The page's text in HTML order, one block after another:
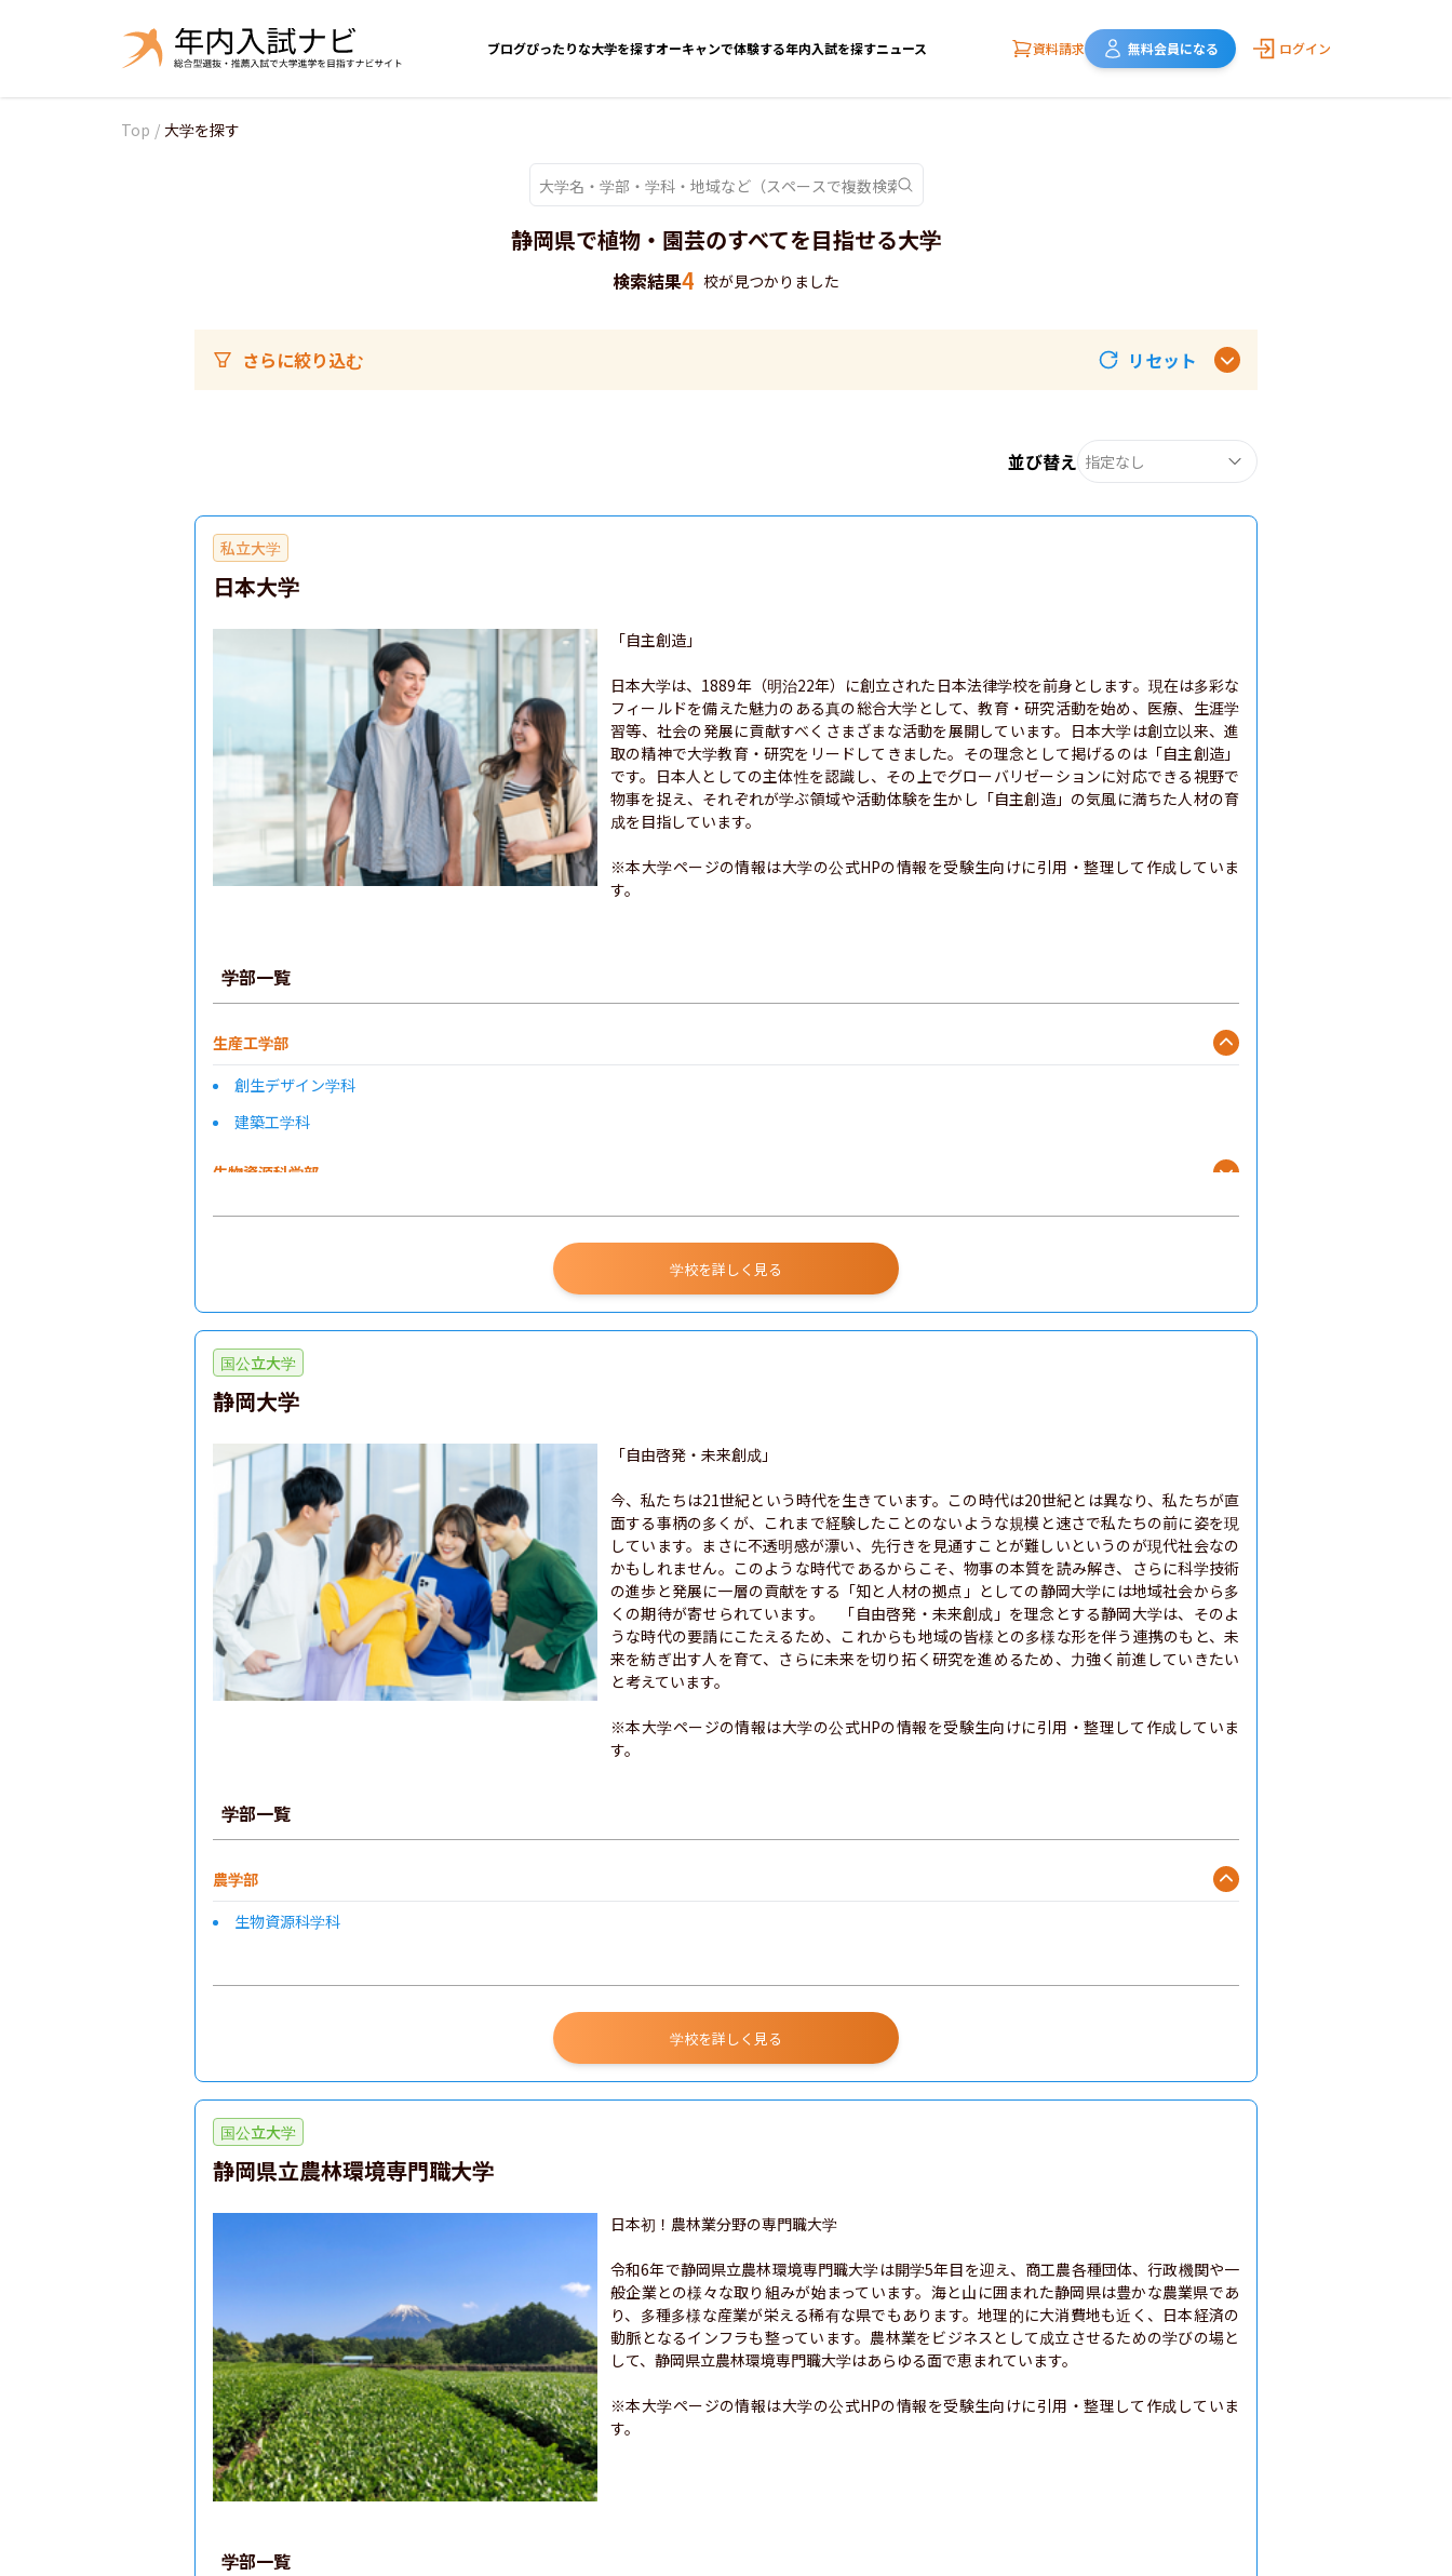
ブログぴったりな大学を探すオーキャンで体験する年内入試を探すニュース 資料請求 無料会員になる ログイン
Top / 大学を探す
静岡県で植物・園芸のすべてを目指せる大学
検索結果4 校が見つかりました
さらに絞り込む リセット
並び替え 指定なし
私立大学
日本大学
「自主創造」
日本大学は、1889年（明治22年）に創立された日本法律学校を前身とします。現在は多彩な
フィールドを備えた魅力のある真の総合大学として、教育・研究活動を始め、医療、生涯学
習等、社会の発展に貢献すべくさまざまな活動を展開しています。日本大学は創立以来、進
取の精神で大学教育・研究をリードしてきました。その理念として掲げるのは「自主創造」
です。日本人としての主体性を認識し、その上でグローバリゼーションに対応できる視野で
物事を捉え、それぞれが学ぶ領域や活動体験を生かし「自主創造」の気風に満ちた人材の育
成を目指しています。
※本大学ページの情報は大学の公式HPの情報を受験生向けに引用・整理して作成していま
す。
学部一覧
生産工学部
創生デザイン学科
建築工学科
生物資源科学部
学校を詳しく見る
国公立大学
静岡大学
「自由啓発・未来創成」
今、私たちは21世紀という時代を生きています。この時代は20世紀とは異なり、私たちが直
面する事柄の多くが、これまで経験したことのないような規模と速さで私たちの前に姿を現
しています。まさに不透明感が漂い、先行きを見通すことが難しいというのが現代社会なの
かもしれません。このような時代であるからこそ、物事の本質を読み解き、さらに科学技術
の進歩と発展に一層の貢献をする「知と人材の拠点」としての静岡大学には地域社会から多
くの期待が寄せられています。　「自由啓発・未来創成」を理念とする静岡大学は、そのよ
うな時代の要請にこたえるため、これからも地域の皆様との多様な形を伴う連携のもと、未
来を紡ぎ出す人を育て、さらに未来を切り拓く研究を進めるため、力強く前進していきたい
と考えています。
※本大学ページの情報は大学の公式HPの情報を受験生向けに引用・整理して作成していま
す。
学部一覧
農学部
生物資源科学科
学校を詳しく見る
国公立大学
静岡県立農林環境専門職大学
日本初！農林業分野の専門職大学
令和6年で静岡県立農林環境専門職大学は開学5年目を迎え、商工農各種団体、行政機関や一
般企業との様々な取り組みが始まっています。海と山に囲まれた静岡県は豊かな農業県であ
り、多種多様な産業が栄える稀有な県でもあります。地理的に大消費地も近く、日本経済の
動脈となるインフラも整っています。農林業をビジネスとして成立させるための学びの場と
して、静岡県立農林環境専門職大学はあらゆる面で恵まれています。
※本大学ページの情報は大学の公式HPの情報を受験生向けに引用・整理して作成していま
す。
学部一覧